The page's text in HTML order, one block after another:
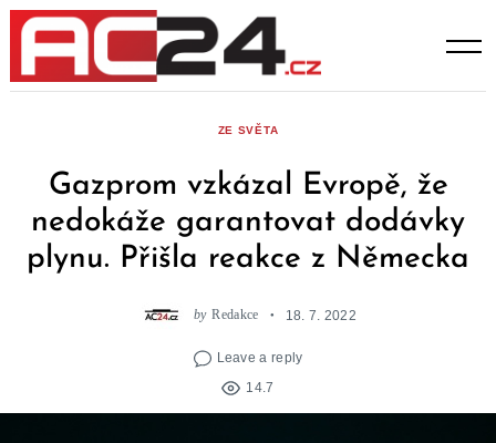
Skip
content
ZE SVĚTA
Gazprom vzkázal Evropě, že
nedokáže garantovat dodávky
plynu. Přišla reakce z Německa
by Redakce 18. 7. 2022
Leave a reply
14.7